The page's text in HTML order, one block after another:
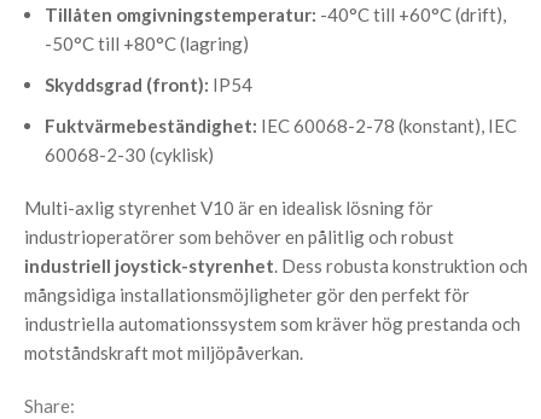
Tillåten omgivningstemperatur: -40°C till +60°C (drift),
-50°C till +80°C (lagring)
Skyddsgrad (front): IP54
Fuktvärmebeständighet: IEC 60068-2-78 (konstant), IEC
60068-2-30 (cyklisk)
Multi-axlig styrenhet V10 är en idealisk lösning för
industrioperatörer som behöver en pålitlig och robust
industriell joystick-styrenhet. Dess robusta konstruktion och
mångsidiga installationsmöjligheter gör den perfekt för
industriella automationssystem som kräver hög prestanda och
motståndskraft mot miljöpåverkan.
Share: